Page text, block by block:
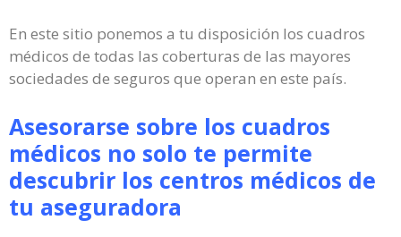
En este sitio ponemos a tu disposición los cuadros
médicos de todas las coberturas de las mayores
sociedades de seguros que operan en este país.
Asesorarse sobre los cuadros
médicos no solo te permite
descubrir los centros médicos de
tu aseguradora